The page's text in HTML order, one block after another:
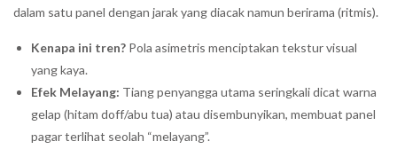
dalam satu panel dengan jarak yang diacak namun berirama (ritmis).
Kenapa ini tren? Pola asimetris menciptakan tekstur visual
yang kaya.
Efek Melayang: Tiang penyangga utama seringkali dicat warna
gelap (hitam doff/abu tua) atau disembunyikan, membuat panel
pagar terlihat seolah “melayang”.